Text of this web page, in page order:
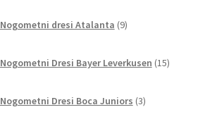
Nogometni dresi Atalanta 9izdelkov
Nogometni Dresi Bayer Leverkusen 15izdelkov
Nogometni Dresi Boca Juniors 3izdelki